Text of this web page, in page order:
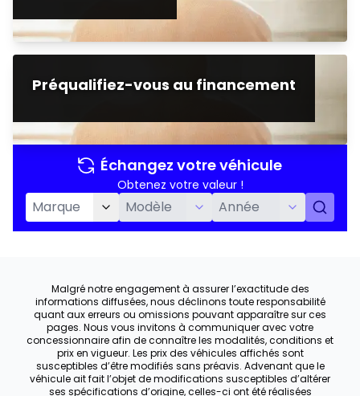
Préqualifiez-vous au financement
Échangez votre véhicule
Obtenez votre valeur !
Malgré notre engagement à assurer l’exactitude des
informations diffusées, nous déclinons toute responsabilité
quant aux erreurs ou omissions pouvant apparaître sur ces
pages. Nous vous invitons à communiquer avec votre
concessionnaire afin de connaître les modalités, conditions et
prix en vigueur. Les prix des véhicules affichés sont
susceptibles d’être modifiés sans préavis. Advenant que le
véhicule ait fait l’objet de modifications susceptibles d’altérer
ses spécifications d’origine, celles-ci ont été réalisées